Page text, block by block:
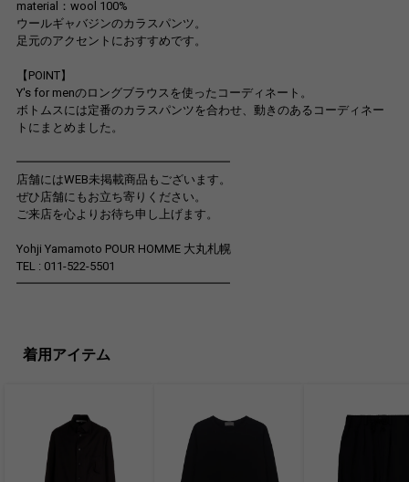
material：wool 100%
ウールギャバジンのカラスパンツ。
足元のアクセントにおすすめです。
【POINT】
Y's for menのロングブラウスを使ったコーディネート。
ボトムスには定番のカラスパンツを合わせ、動きのあるコーディネー
トにまとめました。
━━━━━━━━━━━━━━━━━━
店舗にはWEB未掲載商品もございます。
ぜひ店舗にもお立ち寄りください。
ご来店を心よりお待ち申し上げます。
Yohji Yamamoto POUR HOMME 大丸札幌
TEL : 011-522-5501
━━━━━━━━━━━━━━━━━━
着用アイテム